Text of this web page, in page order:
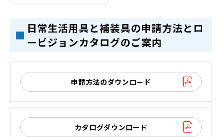
日常生活用具と補装具の申請方法とロ
ービジョンカタログのご案内
申請方法のダウンロード
カタログダウンロード